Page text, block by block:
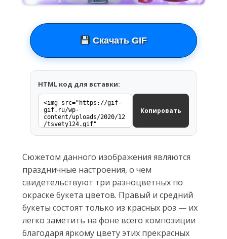
Скачать GIF
HTML код для вставки:
Копировать
Сюжетом данного изображения являются
праздничные настроения, о чем
свидетельствуют три разноцветных по
окраске букета цветов. Правый и средний
букеты состоят только из красных роз — их
легко заметить на фоне всего композиции
благодаря яркому цвету этих прекрасных